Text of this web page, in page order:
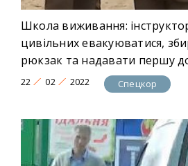
Школа виживання:
цивільних евакуюватися,
рюкзак та надавати першу
22 02 2022 Спецкор